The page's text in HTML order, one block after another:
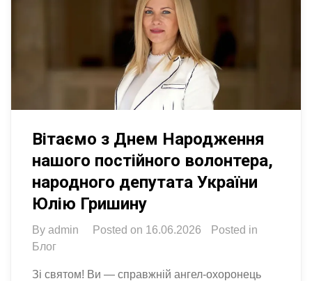
Вітаємо з Днем Народження
нашого постійного волонтера,
народного депутата України
Юлію Гришину
By admin Posted on 16.06.2026
Posted in
Блог
Зі святом! Ви — справжній ангел-охоронець